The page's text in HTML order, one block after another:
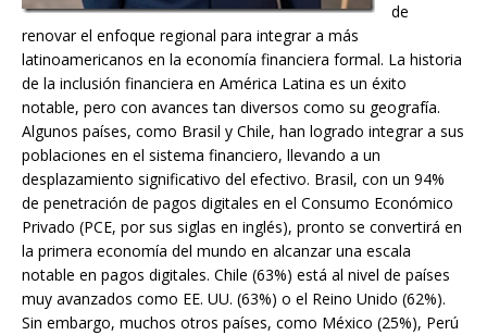
de
renovar el enfoque regional para integrar a más
latinoamericanos en la economía financiera formal. La historia
de la inclusión financiera en América Latina es un éxito
notable, pero con avances tan diversos como su geografía.
Algunos países, como Brasil y Chile, han logrado integrar a sus
poblaciones en el sistema financiero, llevando a un
desplazamiento significativo del efectivo. Brasil, con un 94%
de penetración de pagos digitales en el Consumo Económico
Privado (PCE, por sus siglas en inglés), pronto se convertirá en
la primera economía del mundo en alcanzar una escala
notable en pagos digitales. Chile (63%) está al nivel de países
muy avanzados como EE. UU. (63%) o el Reino Unido (62%).
Sin embargo, muchos otros países, como México (25%), Perú